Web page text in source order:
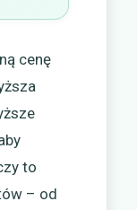
cenę
to
– od